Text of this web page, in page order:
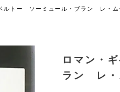
ルトー ソーミュール・ブラン レ・
ロマン・
ラン レ